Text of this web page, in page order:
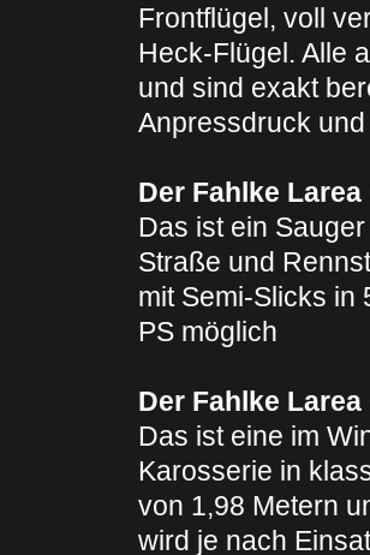
Frontflügel, voll
Heck-Flügel. Alle
und sind exakt
Anpressdruck
Der Fahlke Larea
Das ist ein
Straße und
mit Semi-Slicks in
PS möglich
Der Fahlke Larea
Das ist eine im
Karosserie in
von 1,98 Metern
wird je nach